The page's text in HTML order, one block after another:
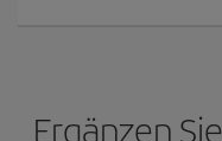
Ergänzen